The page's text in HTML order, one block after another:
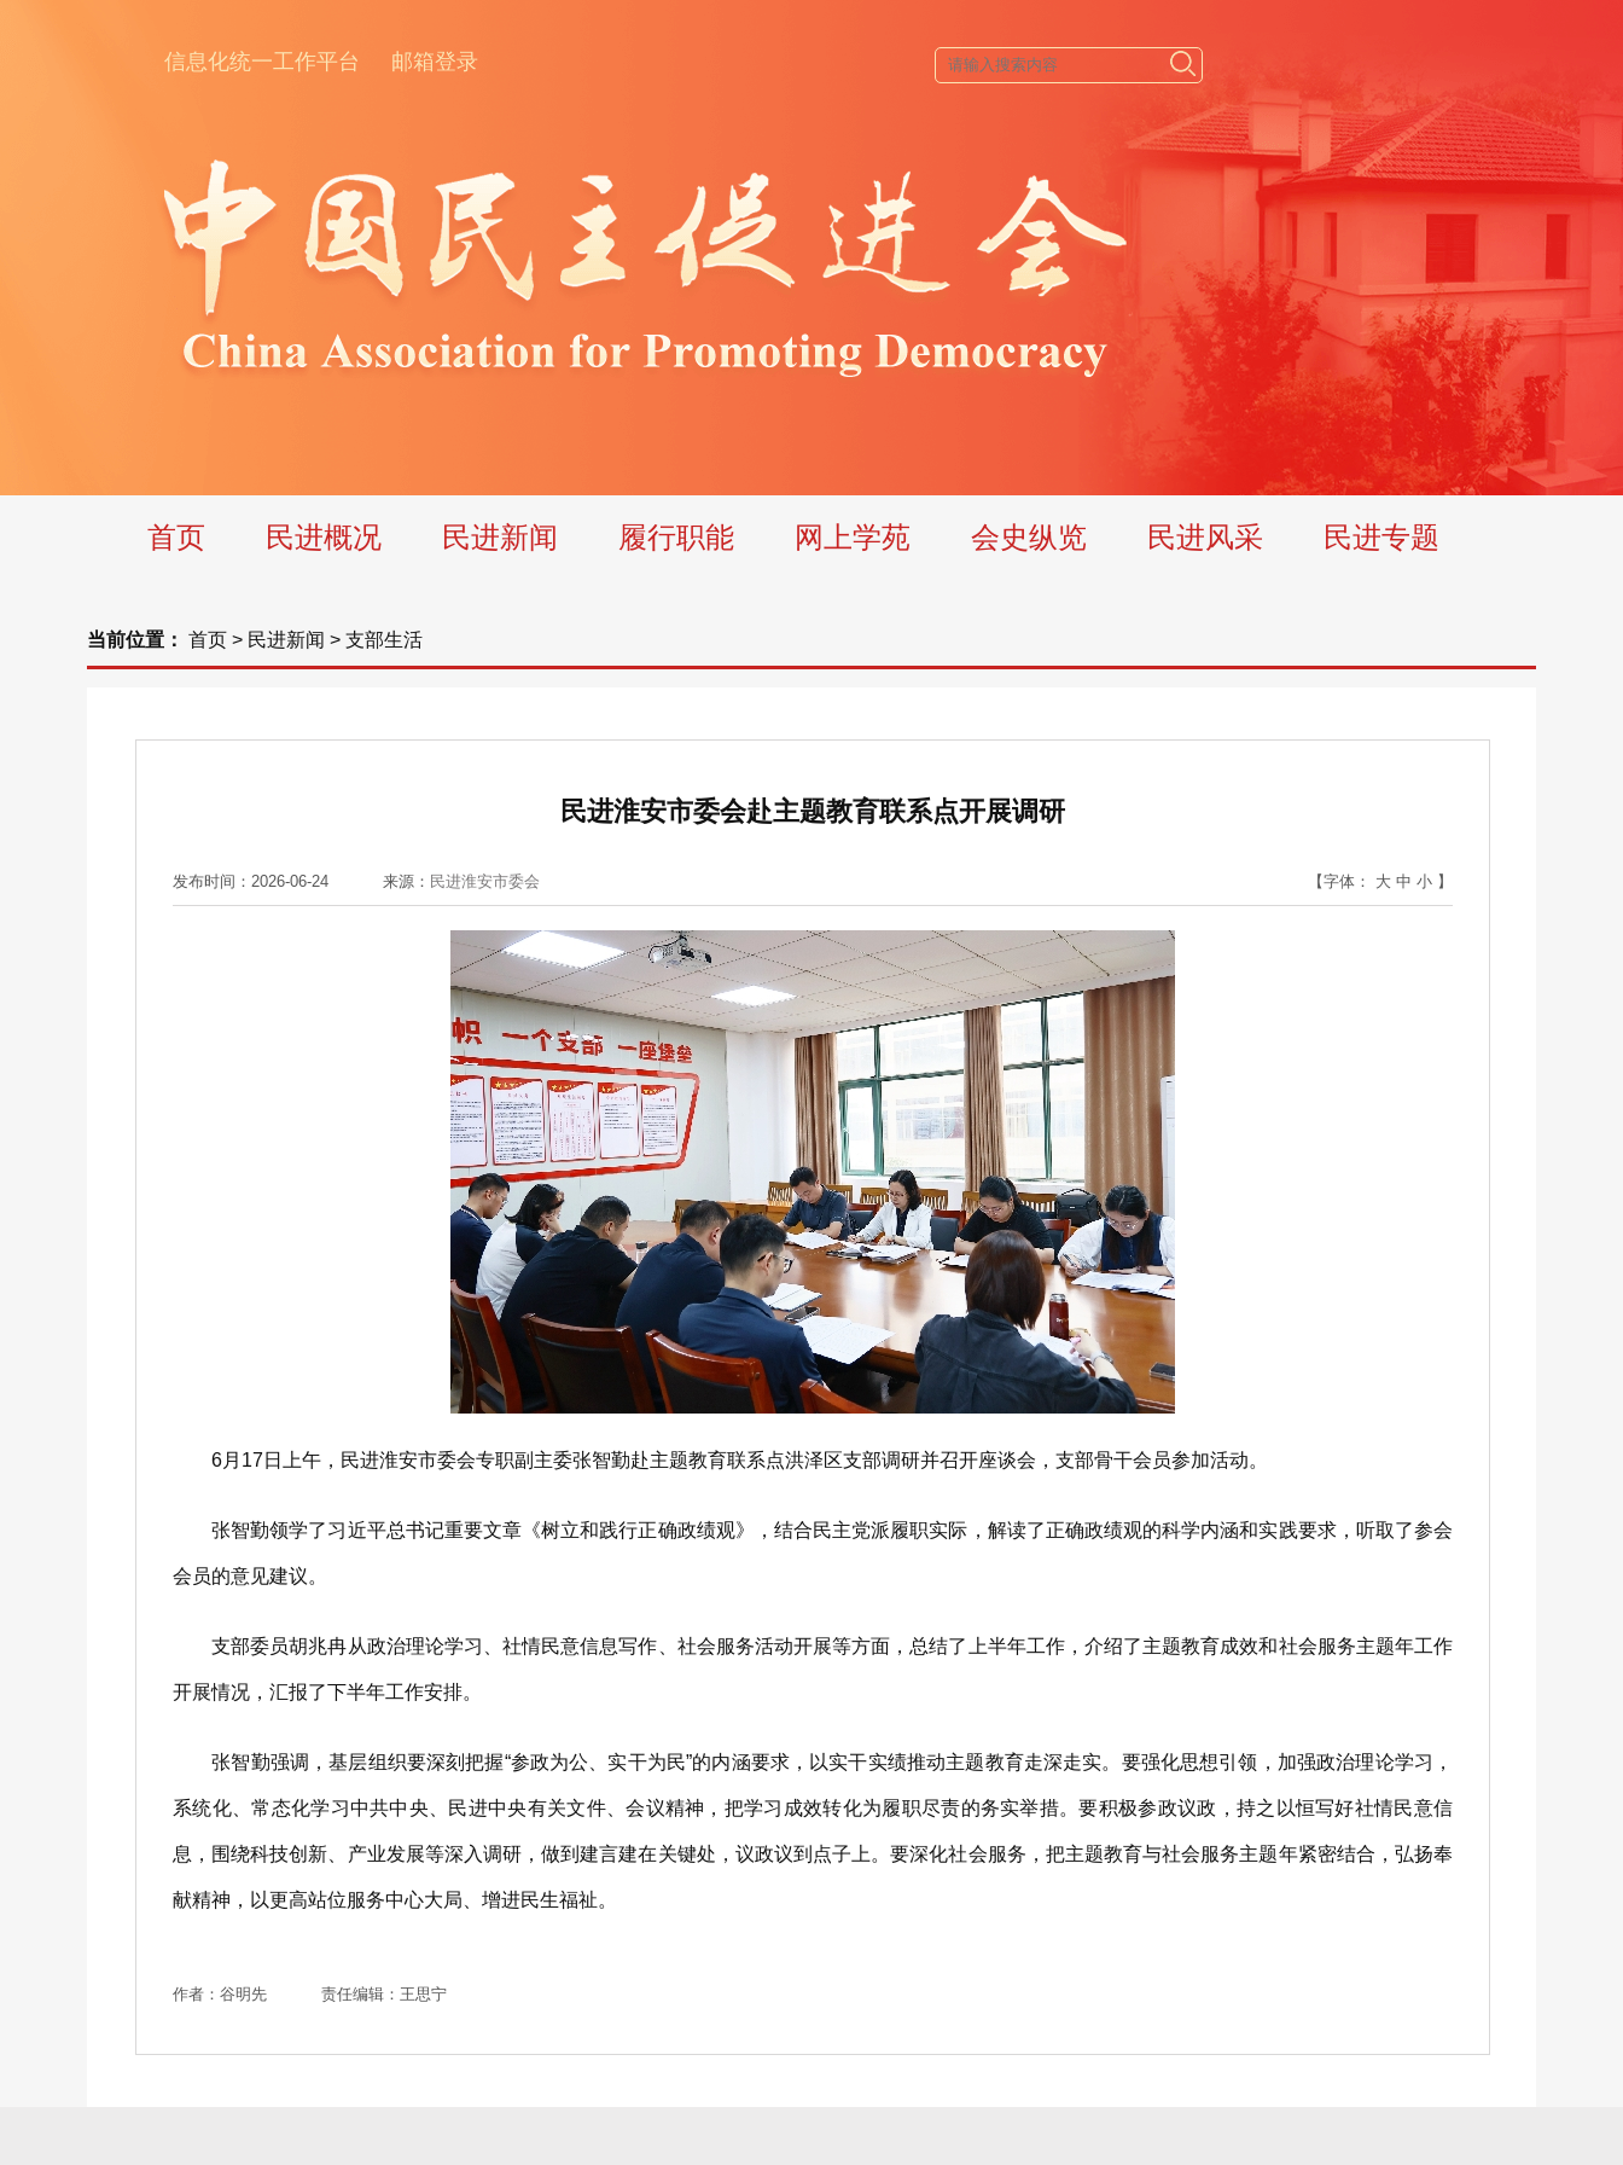
信息化统一工作平台 邮箱登录
首页 民进概况 民进新闻 履行职能 网上学苑 会史纵览 民进风采 民进专题
当前位置： 首页 > 民进新闻 > 支部生活
民进淮安市委会赴主题教育联系点开展调研
发布时间：2026-06-24 来源： 民进淮安市委会 【字体： 大 中 小 】
6月17日上午，民进淮安市委会专职副主委张智勤赴主题教育联系点洪泽区支部调研并召开座谈会，支部骨干会员参加活动。
张智勤领学了习近平总书记重要文章《树立和践行正确政绩观》，结合民主党派履职实际，解读了正确政绩观的科学内涵和实践要求，听取了参会
会员的意见建议。
支部委员胡兆冉从政治理论学习、社情民意信息写作、社会服务活动开展等方面，总结了上半年工作，介绍了主题教育成效和社会服务主题年工作
开展情况，汇报了下半年工作安排。
张智勤强调，基层组织要深刻把握“参政为公、实干为民”的内涵要求，以实干实绩推动主题教育走深走实。要强化思想引领，加强政治理论学习，
系统化、常态化学习中共中央、民进中央有关文件、会议精神，把学习成效转化为履职尽责的务实举措。要积极参政议政，持之以恒写好社情民意信
息，围绕科技创新、产业发展等深入调研，做到建言建在关键处，议政议到点子上。要深化社会服务，把主题教育与社会服务主题年紧密结合，弘扬奉
献精神，以更高站位服务中心大局、增进民生福祉。
作者：谷明先 责任编辑：王思宁